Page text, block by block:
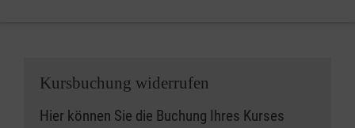
Kursbuchung widerrufen
Hier können Sie die Buchung Ihres Kurses